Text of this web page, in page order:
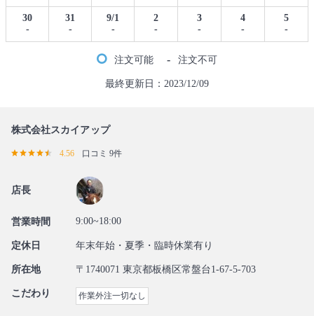
30
-
31
-
9/1
-
2
-
3
-
4
-
5
-
注文可能 - 注文不可
最終更新日：2023/12/09
株式会社スカイアップ
4.56 口コミ 9件
店長
営業時間 9:00~18:00
定休日 年末年始・夏季・臨時休業有り
所在地 〒1740071 東京都板橋区常盤台1-67-5-703
こだわり 作業外注一切なし